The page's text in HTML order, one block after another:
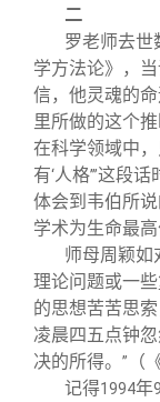
二
罗老师去世
学方法论》，当
信，他灵魂的
里所做的这个
在科学领域中
有‘人格’”这段话
体会到韦伯所
学术为生命最
师母周颖如
理论问题或一
的思想苦苦思
凌晨四五点钟
决的所得。 ”
（
记得1994年9